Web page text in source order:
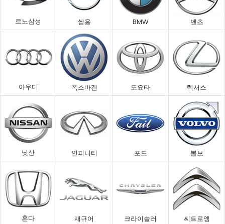
르노삼성 쌍용 BMW 벤츠
아우디 폭스바겐 도요타 렉서스
낫산 인피니티 포드 볼보
혼다 재규어 크라이슬러 씨트로엥